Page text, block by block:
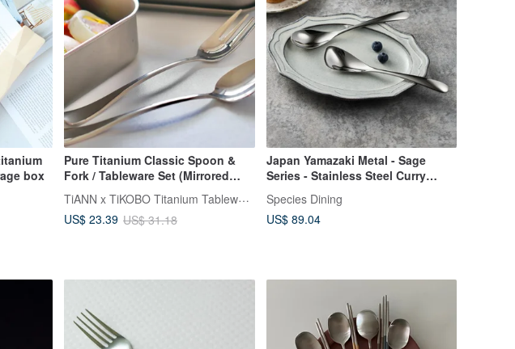
box
Pure Titanium Classic Spoon &
Fork / Tableware Set (Mirrored
TiANN x TiKOBO Titanium Tableware
US$ 23.39 US$ 31.18
Japan Yamazaki Metal - Sage
Series - Stainless Steel Curry
Species Dining
US$ 89.04